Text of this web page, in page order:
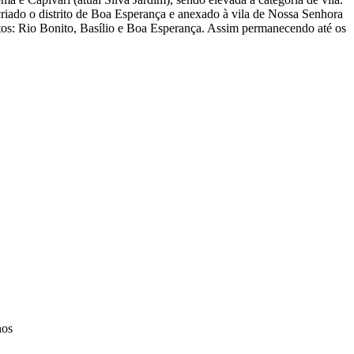
o distrito de Boa Esperança e anexado à vila de Nossa Senhora
Rio Bonito, Basílio e Boa Esperança. Assim permanecendo até os